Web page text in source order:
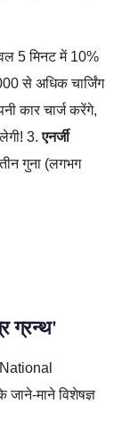
5 मिनट में 10%
से अधिक चार्जिंग
कार चार्ज करेंगे,
3.एनर्जी
गुना (लगभग
ग्रन्थ'
माने विशेषज्ञ